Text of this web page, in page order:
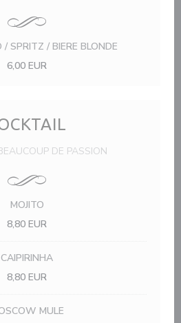
/ SPRITZ / BIERE BLONDE
6,00 EUR
DE PASSION
MOJITO
8,80 EUR
CAIPIRINHA
8,80 EUR
MULE